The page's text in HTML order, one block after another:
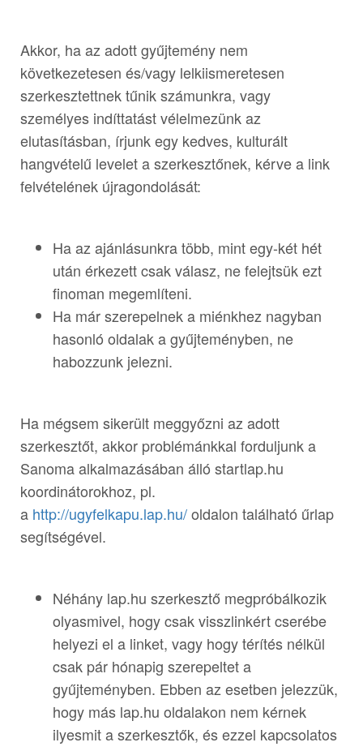
Akkor, ha az adott gyűjtemény nem
következetesen és/vagy lelkiismeretesen
szerkesztettnek tűnik számunkra, vagy
személyes indíttatást vélelmezünk az
elutasításban, írjunk egy kedves, kulturált
hangvételű levelet a szerkesztőnek, kérve a link
felvételének újragondolását:
Ha az ajánlásunkra több, mint egy-két hét
után érkezett csak válasz, ne felejtsük ezt
finoman megemlíteni.
Ha már szerepelnek a miénkhez nagyban
hasonló oldalak a gyűjteményben, ne
habozzunk jelezni.
Ha mégsem sikerült meggyőzni az adott
szerkesztőt, akkor problémánkkal forduljunk a
Sanoma alkalmazásában álló startlap.hu
koordinátorokhoz, pl.
a http://ugyfelkapu.lap.hu/oldalon található űrlap
segítségével.
Néhány lap.hu szerkesztő megpróbálkozik
olyasmivel, hogy csak visszlinkért cserébe
helyezi el a linket, vagy hogy térítés nélkül
csak pár hónapig szerepeltet a
gyűjteményben. Ebben az esetben jelezzük,
hogy más lap.hu oldalakon nem kérnek
ilyesmit a szerkesztők, és ezzel kapcsolatos